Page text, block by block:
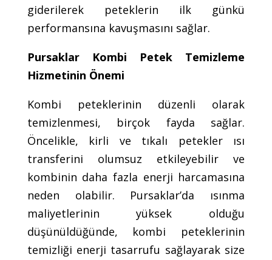
giderilerek peteklerin ilk günkü
performansına kavuşmasını sağlar.
Pursaklar Kombi Petek Temizleme
Hizmetinin Önemi
Kombi peteklerinin düzenli olarak
temizlenmesi, birçok fayda sağlar.
Öncelikle, kirli ve tıkalı petekler ısı
transferini olumsuz etkileyebilir ve
kombinin daha fazla enerji harcamasına
neden olabilir. Pursaklar’da ısınma
maliyetlerinin yüksek olduğu
düşünüldüğünde, kombi peteklerinin
temizliği enerji tasarrufu sağlayarak size